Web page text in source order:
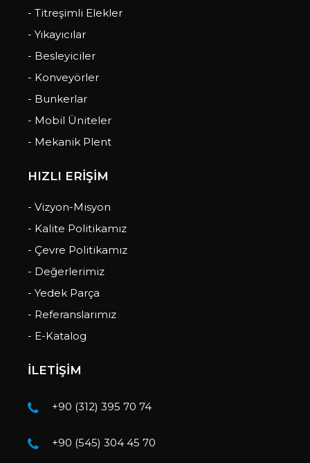
- Titreşimli Elekler
- Yıkayıcılar
- Besleyiciler
- Konveyörler
- Bunkerlar
- Mobil Üniteler
- Mekanik Plent
HIZLI ERİŞİM
- Vizyon-Misyon
- Kalite Politikamız
- Çevre Politikamız
- Değerlerimiz
- Yedek Parça
- Referanslarımız
- E-Katalog
İLETİŞİM
+90 (312) 395 70 74
+90 (545) 304 45 70